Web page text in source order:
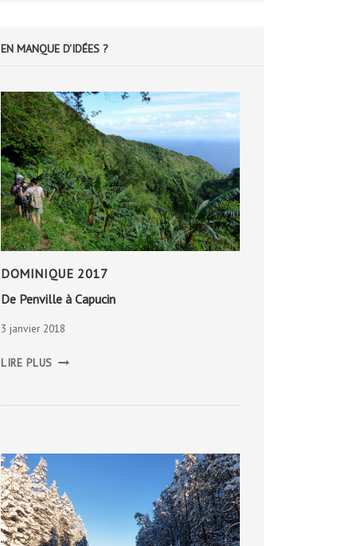
EN MANQUE D'IDÉES ?
DOMINIQUE 2017
De Penville à Capucin
3 janvier 2018
LIRE PLUS PENVILLE